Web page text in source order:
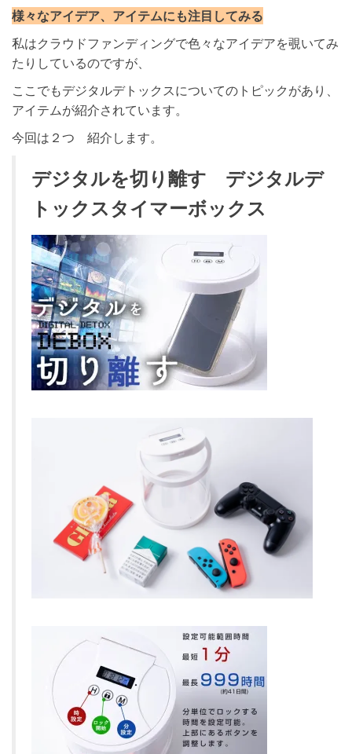
様々なアイデア、アイテムにも注目してみる
私はクラウドファンディングで色々なアイデアを覗いてみ
たりしているのですが、
ここでもデジタルデトックスについてのトピックがあり、
アイテムが紹介されています。
今回は２つ 紹介します。
デジタルを切り離す デジタルデ
トックスタイマーボックス